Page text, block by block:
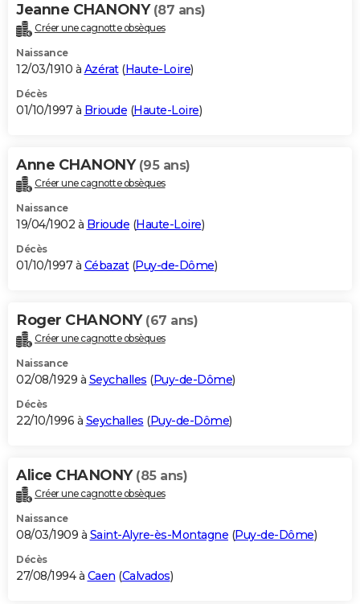
Jeanne CHANONY (87 ans)
Créer une cagnotte obsèques
Naissance
12/03/1910 à Azérat(Haute-Loire)
Décès
01/10/1997 à Brioude (Haute-Loire)
Anne CHANONY (95 ans)
Créer une cagnotte obsèques
Naissance
19/04/1902 à Brioude (Haute-Loire)
Décès
01/10/1997 à Cébazat(Puy-de-Dôme)
Roger CHANONY (67 ans)
Créer une cagnotte obsèques
Naissance
02/08/1929 à Seychalles (Puy-de-Dôme)
Décès
22/10/1996 à Seychalles (Puy-de-Dôme)
Alice CHANONY (85 ans)
Créer une cagnotte obsèques
Naissance
08/03/1909 à Saint-Alyre-ès-Montagne (Puy-de-Dôme)
Décès
27/08/1994 à Caen (Calvados)